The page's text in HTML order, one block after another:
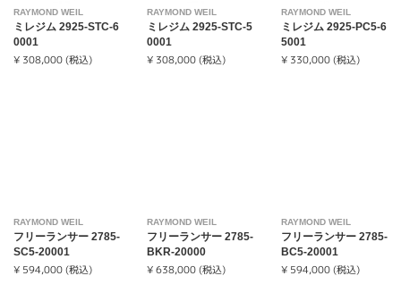
RAYMOND WEIL
ミレジム 2925-STC-6
0001
¥ 308,000 (税込)
RAYMOND WEIL
ミレジム 2925-STC-5
0001
¥ 308,000 (税込)
RAYMOND WEIL
ミレジム 2925-PC5-6
5001
¥ 330,000 (税込)
RAYMOND WEIL
フリーランサー 2785-
SC5-20001
¥ 594,000 (税込)
RAYMOND WEIL
フリーランサー 2785-
BKR-20000
¥ 638,000 (税込)
RAYMOND WEIL
フリーランサー 2785-
BC5-20001
¥ 594,000 (税込)